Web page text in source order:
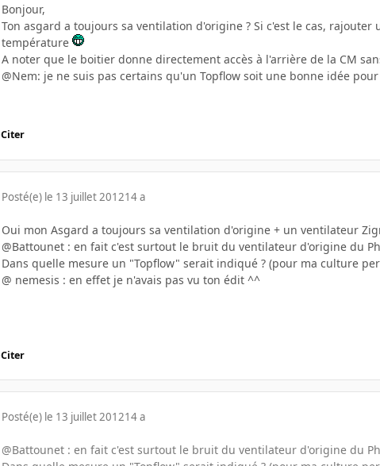
Bonjour,
Ton asgard a toujours sa ventilation d'origine ? Si c'est le cas,
température
A noter que le boitier donne directement accès à l'arrière de la CM
@Nem: je ne suis pas certains qu'un Topflow soit une bonne idée
Citer
Posté(e) le 13 juillet 201214 a
Oui mon Asgard a toujours sa ventilation d'origine + un ventilateur
@Battounet : en fait c'est surtout le bruit du ventilateur d'origine du
Dans quelle mesure un "Topflow" serait indiqué ? (pour ma culture
@ nemesis : en effet je n'avais pas vu ton édit ^^
Citer
Posté(e) le 13 juillet 201214 a
@Battounet : en fait c'est surtout le bruit du ventilateur d'origine du